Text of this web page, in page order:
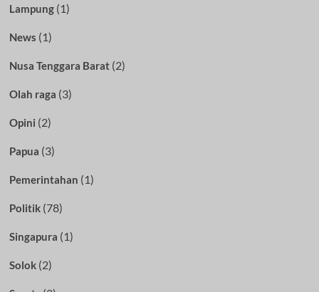
Lampung(1)
News (1)
Nusa Tenggara Barat(2)
Olah raga (3)
Opini (2)
Papua (3)
Pemerintahan (1)
Politik(78)
Singapura (1)
Solok(2)